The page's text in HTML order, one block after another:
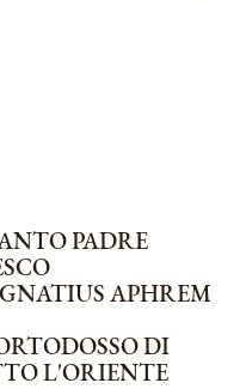
PADRE
APHREM
DI
L'ORIENTE